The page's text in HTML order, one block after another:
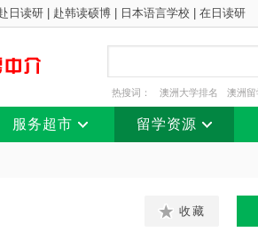
日读研 赴韩读硕博 日本语言学校 在日读研
热搜词： 澳洲大学排名 澳洲留
服务超市 留学资源
收藏